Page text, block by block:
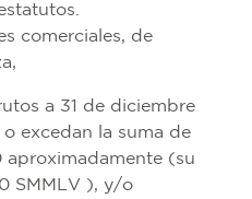
comerciales, de
a 31 de diciembre
excedan la suma de
aproximadamente (su
SMMLV ), y/o